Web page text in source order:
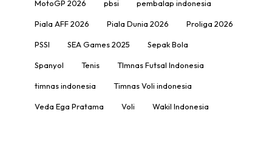
MotoGP 2026 pbsi pembalap indonesia
Piala AFF 2026 Piala Dunia 2026 Proliga 2026
PSSI SEA Games 2025 Sepak Bola
Spanyol Tenis TImnas Futsal Indonesia
timnas indonesia Timnas Voli indonesia
Veda Ega Pratama Voli Wakil Indonesia